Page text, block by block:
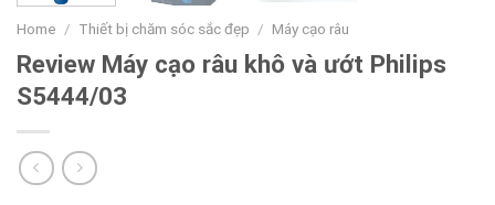
Home / Thiết bị chăm sóc sắc đẹp / Máy cạo râu
Review Máy cạo râu khô và ướt Philips
S5444/03